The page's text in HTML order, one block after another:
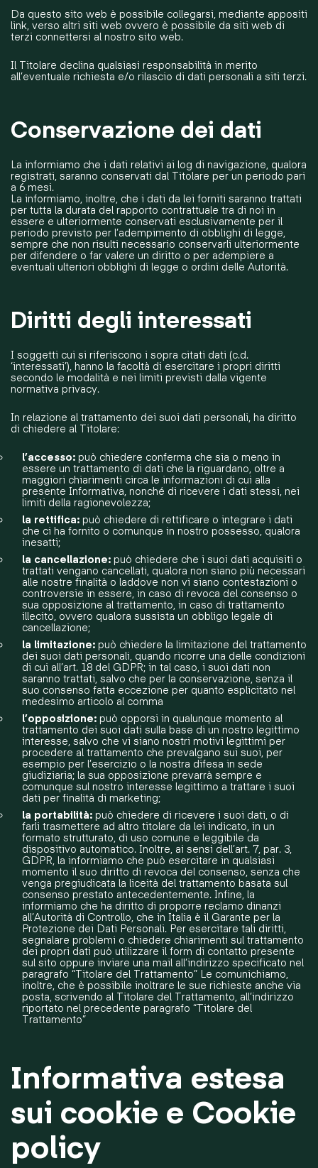
Da questo sito web è possibile collegarsi, mediante appositi
link, verso altri siti web ovvero è possibile da siti web di
terzi connettersi al nostro sito web.
Il Titolare declina qualsiasi responsabilità in merito
all’eventuale richiesta e/o rilascio di dati personali a siti terzi.
Conservazione dei dati
La informiamo che i dati relativi ai log di navigazione, qualora
registrati, saranno conservati dal Titolare per un periodo pari
a 6 mesi.
La informiamo, inoltre, che i dati da lei forniti saranno trattati
per tutta la durata del rapporto contrattuale tra di noi in
essere e ulteriormente conservati esclusivamente per il
periodo previsto per l’adempimento di obblighi di legge,
sempre che non risulti necessario conservarli ulteriormente
per difendere o far valere un diritto o per adempiere a
eventuali ulteriori obblighi di legge o ordini delle Autorità.
Diritti degli interessati
I soggetti cui si riferiscono i sopra citati dati (c.d.
‘interessati’), hanno la facoltà di esercitare i propri diritti
secondo le modalità e nei limiti previsti dalla vigente
normativa privacy.
In relazione al trattamento dei suoi dati personali, ha diritto
di chiedere al Titolare:
l’accesso: può chiedere conferma che sia o meno in
essere un trattamento di dati che la riguardano, oltre a
maggiori chiarimenti circa le informazioni di cui alla
presente Informativa, nonché di ricevere i dati stessi, nei
limiti della ragionevolezza;
la rettifica: può chiedere di rettificare o integrare i dati
che ci ha fornito o comunque in nostro possesso, qualora
inesatti;
la cancellazione: può chiedere che i suoi dati acquisiti o
trattati vengano cancellati, qualora non siano più necessari
alle nostre finalità o laddove non vi siano contestazioni o
controversie in essere, in caso di revoca del consenso o
sua opposizione al trattamento, in caso di trattamento
illecito, ovvero qualora sussista un obbligo legale di
cancellazione;
la limitazione: può chiedere la limitazione del trattamento
dei suoi dati personali, quando ricorre una delle condizioni
di cui all’art. 18 del GDPR; in tal caso, i suoi dati non
saranno trattati, salvo che per la conservazione, senza il
suo consenso fatta eccezione per quanto esplicitato nel
medesimo articolo al comma
l’opposizione: può opporsi in qualunque momento al
trattamento dei suoi dati sulla base di un nostro legittimo
interesse, salvo che vi siano nostri motivi legittimi per
procedere al trattamento che prevalgano sui suoi, per
esempio per l’esercizio o la nostra difesa in sede
giudiziaria; la sua opposizione prevarrà sempre e
comunque sul nostro interesse legittimo a trattare i suoi
dati per finalità di marketing;
la portabilità: può chiedere di ricevere i suoi dati, o di
farli trasmettere ad altro titolare da lei indicato, in un
formato strutturato, di uso comune e leggibile da
dispositivo automatico. Inoltre, ai sensi dell’art. 7, par. 3,
GDPR, la informiamo che può esercitare in qualsiasi
momento il suo diritto di revoca del consenso, senza che
venga pregiudicata la liceità del trattamento basata sul
consenso prestato antecedentemente. Infine, la
informiamo che ha diritto di proporre reclamo dinanzi
all’Autorità di Controllo, che in Italia è il Garante per la
Protezione dei Dati Personali. Per esercitare tali diritti,
segnalare problemi o chiedere chiarimenti sul trattamento
dei propri dati può utilizzare il form di contatto presente
sul sito oppure inviare una mail all’indirizzo specificato nel
paragrafo “Titolare del Trattamento” Le comunichiamo,
inoltre, che è possibile inoltrare le sue richieste anche via
posta, scrivendo al Titolare del Trattamento, all’indirizzo
riportato nel precedente paragrafo “Titolare del
Trattamento”
Informativa estesa
sui cookie e Cookie
policy